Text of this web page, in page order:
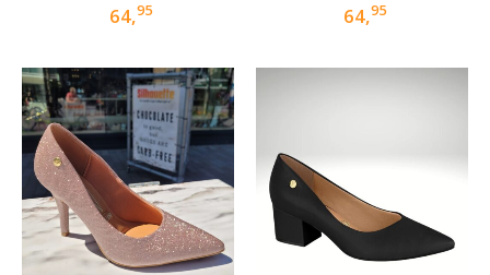
64,95 64,95